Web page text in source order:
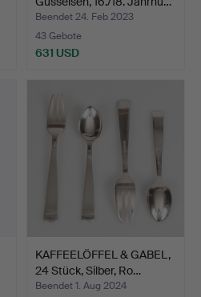
Beendet 24. Feb 2023
43 Gebote
631 USD
KAFFEELÖFFEL & GABEL,
24 Stück, Silber, Ro…
Beendet 1. Aug 2024